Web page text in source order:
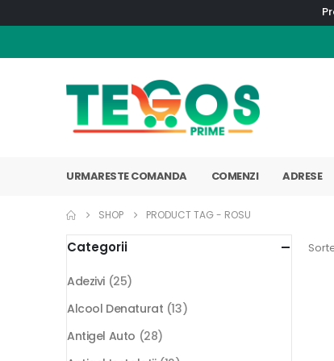
URMARESTE COMANDA COMENZI ADRESE
SHOP PRODUCT TAG - ROSU
Categorii
Adezivi (25)
Alcool Denaturat (13)
Antigel Auto (28)